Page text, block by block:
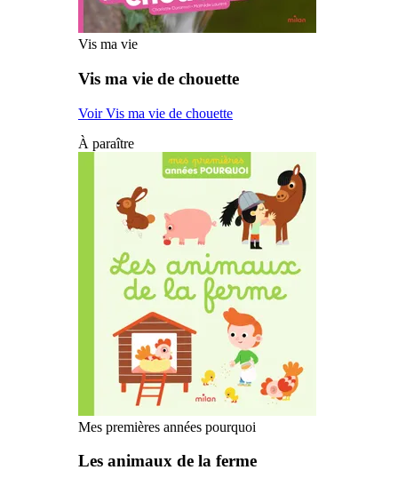
Vis ma vie
Vis ma vie de chouette
Voir Vis ma vie de chouette
À paraître
Mes premières années pourquoi
Les animaux de la ferme